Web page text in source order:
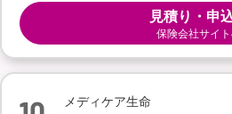
見積り・申
保険会社サイ
メディケア生命